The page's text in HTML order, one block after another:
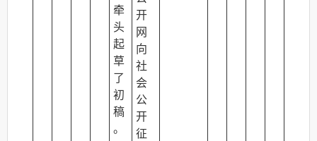
牵
头
起
草
了
初
稿
。
开
网
向
社
会
公
开
征